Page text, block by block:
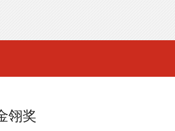
翎奖